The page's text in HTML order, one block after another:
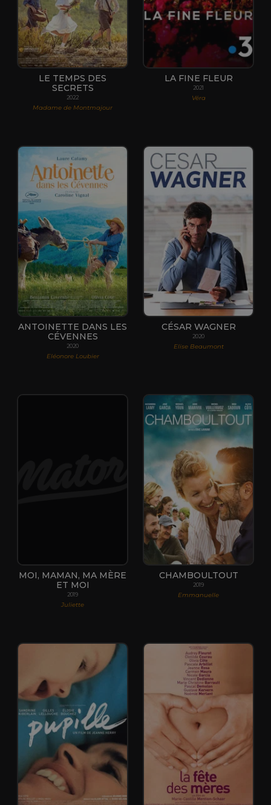
LE TEMPS DES
SECRETS
2022
Madame de Montmajour
LA FINE FLEUR
2021
Véra
ANTOINETTE DANS LES
CÉVENNES
2020
Eléonore Loubier
CÉSAR WAGNER
2020
Elise Beaumont
MOI, MAMAN, MA MÈRE
ET MOI
2019
Juliette
CHAMBOULTOUT
2019
Emmanuelle